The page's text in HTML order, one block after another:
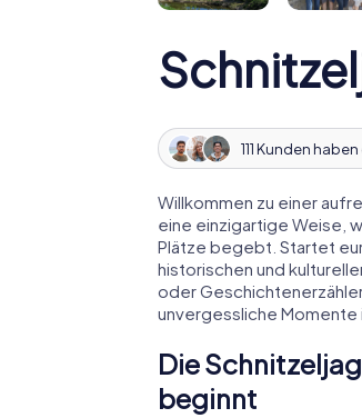
111 Kunden
Willkommen zu einer
eine einzigartige Weise,
Plätze begebt. Startet
historischen und
oder
unvergessliche Momente
Die
beginnt